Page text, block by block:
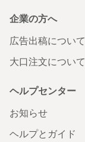
企業の方へ
広告出稿について
大口注文について
ヘルプセンター
お知らせ
ヘルプとガイド